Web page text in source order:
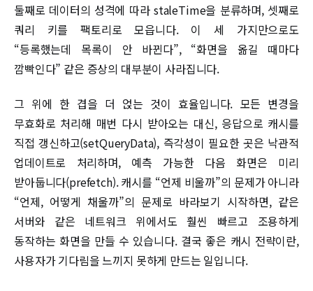
둘째로 데이터의 성격에 따라 staleTime을 분류하며, 셋째로
쿼리 키를 팩토리로 모읍니다. 이 세 가지만으로도
“등록했는데 목록이 안 바뀐다”, “화면을 옮길 때마다
깜빡인다” 같은 증상의 대부분이 사라집니다.
그 위에 한 겹을 더 얹는 것이 효율입니다. 모든 변경을
무효화로 처리해 매번 다시 받아오는 대신, 응답으로 캐시를
직접 갱신하고(setQueryData), 즉각성이 필요한 곳은 낙관적
업데이트로 처리하며, 예측 가능한 다음 화면은 미리
받아둡니다(prefetch). 캐시를 “언제 비울까”의 문제가 아니라
“언제, 어떻게 채울까”의 문제로 바라보기 시작하면, 같은
서버와 같은 네트워크 위에서도 훨씬 빠르고 조용하게
동작하는 화면을 만들 수 있습니다. 결국 좋은 캐시 전략이란,
사용자가 기다림을 느끼지 못하게 만드는 일입니다.